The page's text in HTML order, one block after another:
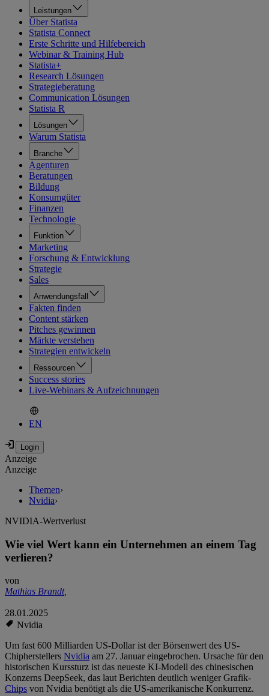
Leistungen
Über Statista
Statista Connect
Erste Schritte und Hilfebereich
Webinar & Training Hub
Statista+
Research Lösungen
Strategieberatung
Communication Lösungen
Statista R
Lösungen
Warum Statista
Branche
Agenturen
Beratungen
Bildung
Konsumgüter
Finanzen
Technologie
Funktion
Marketing
Forschung & Entwicklung
Strategie
Sales
Anwendungsfall
Fakten finden
Content stärken
Pitches gewinnen
Märkte verstehen
Strategien entwickeln
Ressourcen
Success stories
Live-Webinars & Aufzeichnungen
EN
Anzeige
Anzeige
Themen›
Nvidia›
NVIDIA-Wertverlust
Wie viel Wert kann ein Unternehmen an einem Tag
verlieren?
von
Mathias Brandt,
28.01.2025
Nvidia
Um fast 600 Milliarden US-Dollar ist der Börsenwert des US-
Chipherstellers Nvidia am 27. Januar eingebrochen. Ursache für den
historischen Kurssturz ist das neueste KI-Modell des chinesischen
Konzerns DeepSeek, das laut Berichten deutlich weniger Grafik-
Chips von Nvidia benötigt als die US-amerikanische Konkurrenz.